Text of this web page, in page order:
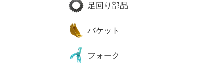
足回り部品
バケット
フォーク